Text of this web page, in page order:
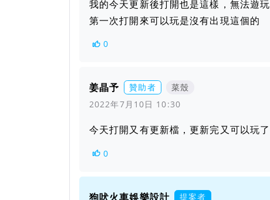
我的今天更新後打開也是這樣，無法遊玩
第一次打開來可以玩是沒有出現這個的
0
姜晶予 贊助者
菜殼
2022年7月10日 10:30
今天打開又有更新檔，更新完又可以玩了
0
狗吠火車娛樂設計
提案者